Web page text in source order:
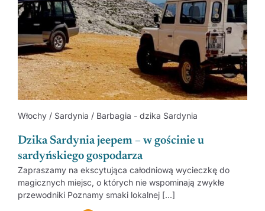
Włochy / Sardynia / Barbagia - dzika Sardynia
Dzika Sardynia jeepem – w gościnie u
sardyńskiego gospodarza
Zapraszamy na ekscytująca całodniową wycieczkę do
magicznych miejsc, o których nie wspominają zwykłe
przewodniki Poznamy smaki lokalnej [...]